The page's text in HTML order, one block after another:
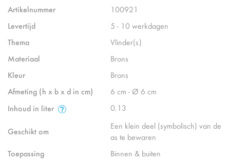
Artikelnummer
100921
Levertijd
5 - 10 werkdagen
Thema
Vlinder(s)
Materiaal
Brons
Kleur
Brons
Afmeting (h x b x d in cm)
6 cm - Ø 6 cm
Inhoud in liter
0.13
Geschikt om
Een klein deel (symbolisch) van de
as te bewaren
Toepassing
Binnen & buiten